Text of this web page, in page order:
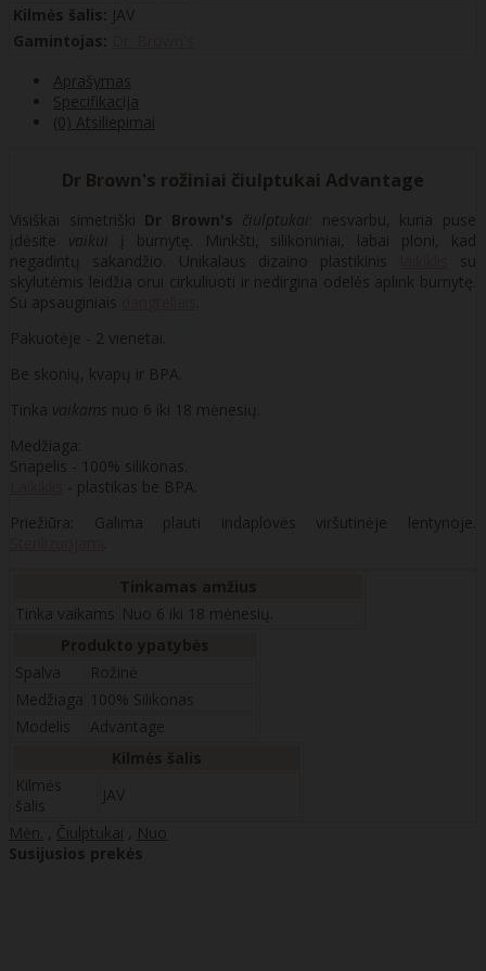
Kilmės šalis: JAV
Gamintojas:
Aprašymas
Specifikacija
(0) Atsiliepimai
Dr Brown's rožiniai čiulptukai Advantage
Visiškai simetriški Dr Brown's čiulptukai : nesvarbu, kuria puse
įdėsite vaikui į burnytę. Minkšti, silikoniniai, labai ploni, kad
negadintų sakandžio. Unikalaus dizaino plastikinis
su
skylutėmis leidžia orui cirkuliuoti ir nedirgina odelės aplink burnytę.
Su apsauginiais
Pakuotėje - 2 vienetai.
Be skonių, kvapų ir BPA.
Tinka vaikams nuo 6 iki 18 mėnesių.
Medžiaga:
Snapelis - 100% silikonas.
- plastikas be BPA.
Priežiūra: Galima plauti indaplovės viršutinėje lentynoje.
Tinka vaikams Nuo 6 iki 18 mėnesių.
Spalva
Rožinė
Medžiaga 100% Silikonas
Modelis
Advantage
Kilmės
šalis
JAV
Mėn. , Čiulptukai , Nuo
Susijusios prekės